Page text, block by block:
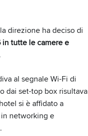
direzione ha deciso di
tutte le camere e
al segnale Wi-Fi di
dai set-top box risultava
si è affidato a
in networking e